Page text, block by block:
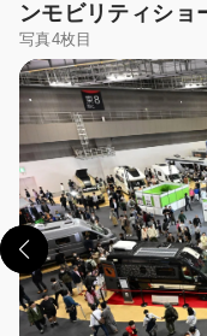
ンモビリティショ
写真4枚目